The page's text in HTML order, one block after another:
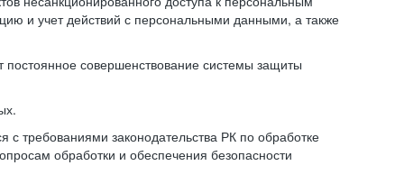
и учет действий с персональными данными, а также
совершенствование системы защиты
требованиями законодательства РК по обработке
обработки и обеспечения безопасности